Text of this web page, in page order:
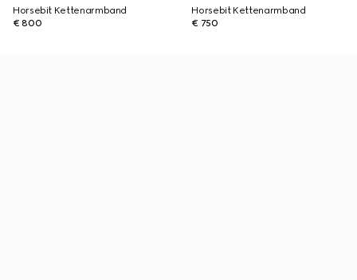
Horsebit Kettenarmband
€ 800
Horsebit Kettenarmband
€ 750